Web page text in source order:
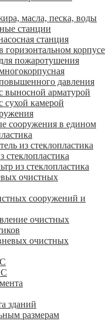
масла, песка, воды
станции
станция
горизонтальном корпусе
пожаротушения
давления
выносной арматурой
сухой камерой
сооружения в едином
из стеклопластика
стеклопластика
из стеклопластика
очистных
сооружений и
очистных
очистных
зданий
размерам